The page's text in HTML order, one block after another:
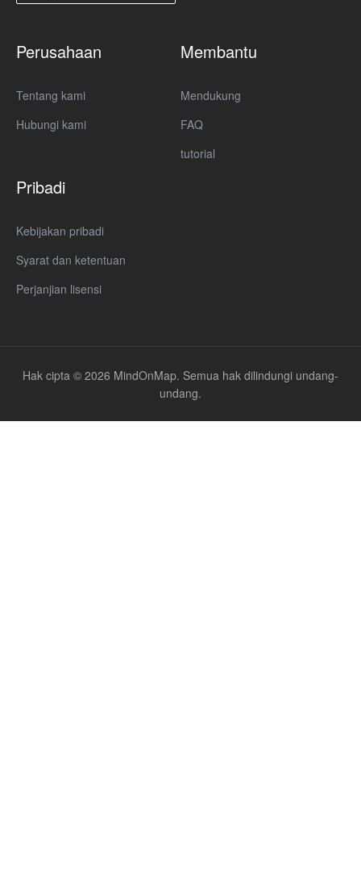
Perusahaan
Tentang kami
Hubungi kami
Membantu
Mendukung
FAQ
tutorial
Pribadi
Kebijakan pribadi
Syarat dan ketentuan
Perjanjian lisensi
Hak cipta © 2026 MindOnMap. Semua hak dilindungi undang-
undang.